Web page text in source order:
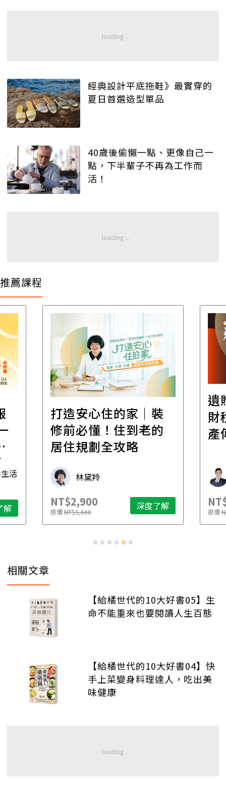
經典設計平底拖鞋》最實穿的
夏日首選造型單品
40歲後偷懶一點、更像自己一
點，下半輩子不再為工作而
活！
推薦課程
活
解
打造安心住的家｜裝
修前必懂！住到老的
居住規劃全攻略
林黛羚
NT$2,900
原價NT$5,600 深度了解
遺
財
產
原價
相關文章
【給橘世代的10大好書05】生
命不能重來也要閱讀人生百態
【給橘世代的10大好書04】快
手上菜變身料理達人，吃出美
味健康